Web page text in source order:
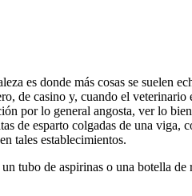
es donde más cosas se suelen
de casino y, cuando el
por lo general angosta, ver lo
de esparto colgadas de una
tales establecimientos.
tubo de aspirinas o una botella